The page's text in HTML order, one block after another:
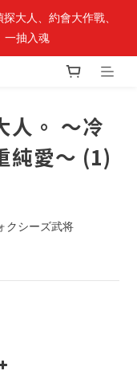
滿$389送「完節紀念
大人、約會大作戰、
一抽入魂
滿$389送「完節紀念
人。 ～冷
純愛～ (1)
クシーズ武将